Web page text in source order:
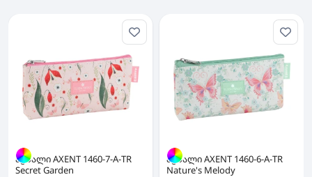
პენალი AXENT 1460-7-A-TR
Secret Garden
პენალი AXENT 1460-6-A-TR
Nature's Melody